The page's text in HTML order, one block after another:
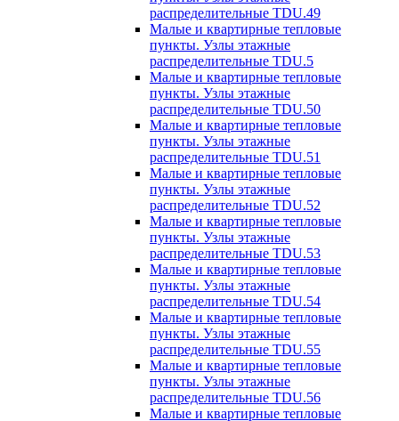
распределительные TDU.49
Малые и квартирные тепловые
пункты. Узлы этажные
распределительные TDU.5
Малые и квартирные тепловые
пункты. Узлы этажные
распределительные TDU.50
Малые и квартирные тепловые
пункты. Узлы этажные
распределительные TDU.51
Малые и квартирные тепловые
пункты. Узлы этажные
распределительные TDU.52
Малые и квартирные тепловые
пункты. Узлы этажные
распределительные TDU.53
Малые и квартирные тепловые
пункты. Узлы этажные
распределительные TDU.54
Малые и квартирные тепловые
пункты. Узлы этажные
распределительные TDU.55
Малые и квартирные тепловые
пункты. Узлы этажные
распределительные TDU.56
Малые и квартирные тепловые